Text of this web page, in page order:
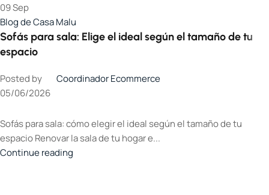
09Sep
Blog de Casa Malu
Sofás para sala: Elige el ideal según el tamaño de tu
espacio
Posted by
Coordinador Ecommerce
05/06/2026
Sofás para sala: cómo elegir el ideal según el tamaño de tu
espacio Renovar la sala de tu hogar e...
Continue reading